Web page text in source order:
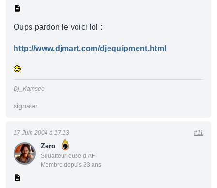
Oups pardon le voici lol :
http://www.djmart.com/djequipment.html
Dj_Kamsee
signaler
Zero
Squatteur·euse d’AF
Membre depuis 23 ans
17 Juin 2004 à 17:13 #11